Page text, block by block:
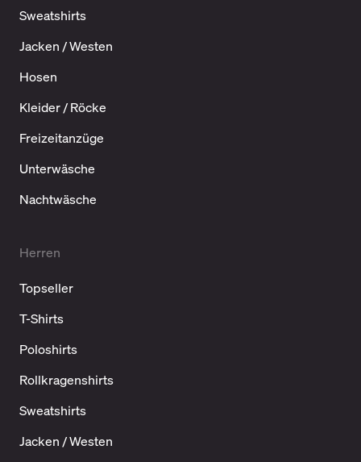
Sweatshirts
Jacken / Westen
Hosen
Kleider / Röcke
Freizeitanzüge
Unterwäsche
Nachtwäsche
Herren
Topseller
T-Shirts
Poloshirts
Rollkragenshirts
Sweatshirts
Jacken / Westen